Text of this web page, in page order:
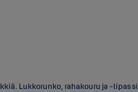
Lukkorunko, rahakouru ja -lipas